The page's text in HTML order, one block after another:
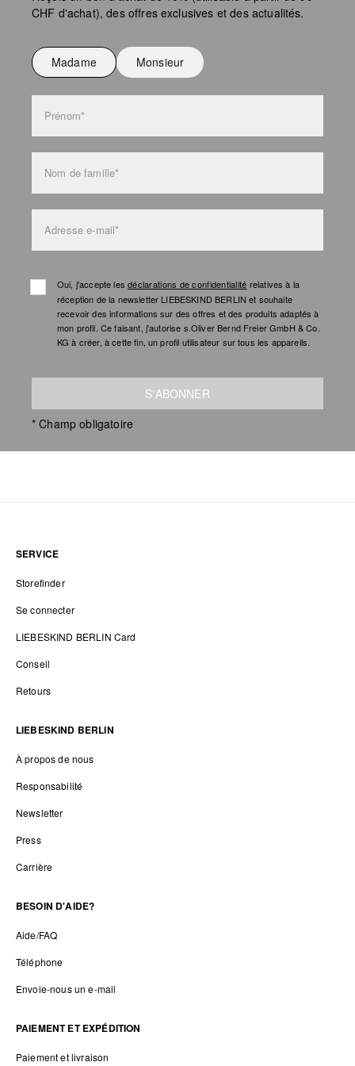
Ne pas repasser
CHF d'achat), des offres exclusives et des actualités.
Madame Monsieur
Prénom*
Nom de famille*
Adresse e-mail*
Oui, j'accepte lesdéclarations de confidentialité relatives à la
réception de la newsletter LIEBESKIND BERLIN et souhaite
recevoir des informations sur des offres et des produits adaptés à
mon profil. Ce faisant, j'autorise s.Oliver Bernd Freier GmbH & Co.
KG à créer, à cette fin, un profil utilisateur sur tous les appareils.
S'ABONNER
* Champ obligatoire
SERVICE
Storefinder
Se connecter
LIEBESKIND BERLIN Card
Conseil
Retours
LIEBESKIND BERLIN
À propos de nous
Responsabilité
Newsletter
Press
Carrière
BESOIN D'AIDE?
Aide/FAQ
Téléphone
Envoie-nous un e-mail
PAIEMENT ET EXPÉDITION
Paiement et livraison